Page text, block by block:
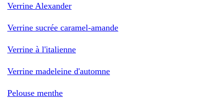
Verrine Alexander
Verrine sucrée caramel-amande
Verrine à l'italienne
Verrine madeleine d'automne
Pelouse menthe